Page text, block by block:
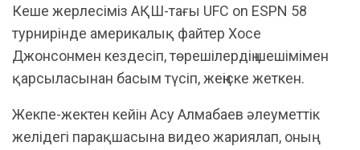
Кеше жерлесіміз АҚШ-тағы UFC on ESPN 58
турнирінде америкалық файтер Хосе
Джонсонмен кездесіп, төрешілердің шешімімен
қарсыласынан басым түсіп, жеңіске жеткен.
Жекпе-жектен кейін Асу Алмабаев әлеуметтік
желідегі парақшасына видео жариялап, оның